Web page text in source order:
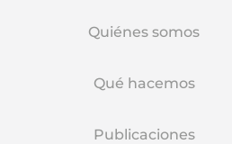
Quiénes somos
Qué hacemos
Publicaciones